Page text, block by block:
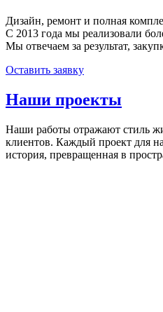
Дизайн, ремонт и полная
С 2013 года мы реализовали
Мы отвечаем за результат,
Оставить заявку
Наши проекты
Наши работы отражают стиль
клиентов. Каждый проект для
история, превращенная в